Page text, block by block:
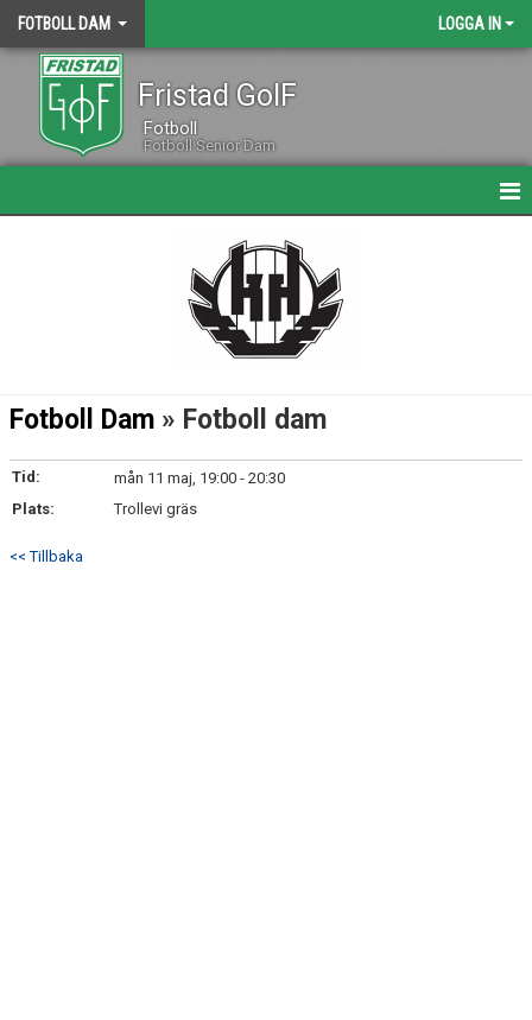
FOTBOLL DAM LOGGA IN
Fristad GoIF
Fotboll
Fotboll Senior Dam
Fotboll Dam » Fotboll dam
Tid:
mån 11 maj, 19:00 - 20:30
Plats:
Trollevi gräs
<< Tillbaka